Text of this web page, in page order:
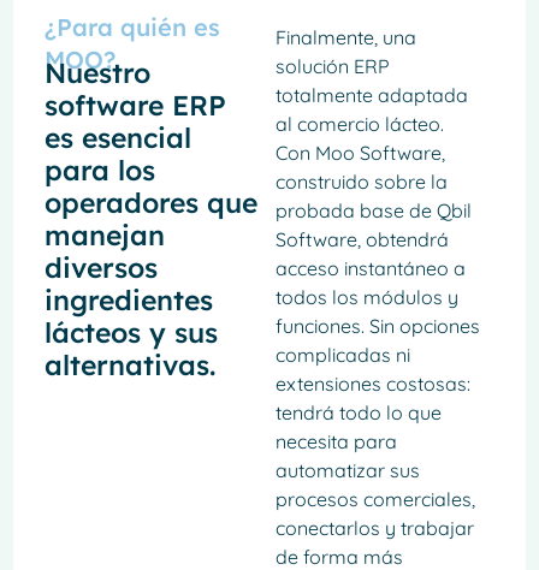
¿Para quién es
MOO?
Nuestro
software ERP
es esencial
para los
operadores que
manejan
diversos
ingredientes
lácteos y sus
alternativas.
Finalmente, una
solución ERP
totalmente adaptada
al comercio lácteo.
Con Moo Software,
construido sobre la
probada base de Qbil
Software, obtendrá
acceso instantáneo a
todos los módulos y
funciones. Sin opciones
complicadas ni
extensiones costosas:
tendrá todo lo que
necesita para
automatizar sus
procesos comerciales,
conectarlos y trabajar
de forma más